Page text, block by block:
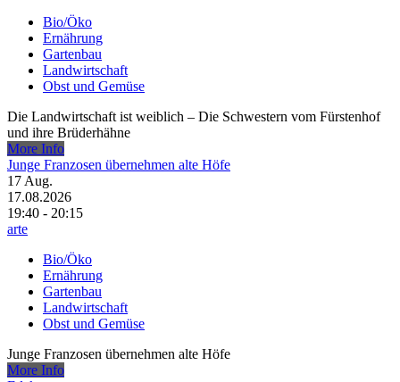
Bio/Öko
Ernährung
Gartenbau
Landwirtschaft
Obst und Gemüse
Die Landwirtschaft ist weiblich – Die Schwestern vom Fürstenhof
und ihre Brüderhähne
More Info
Junge Franzosen übernehmen alte Höfe
17 Aug.
17.08.2026
19:40 - 20:15
arte
Bio/Öko
Ernährung
Gartenbau
Landwirtschaft
Obst und Gemüse
Junge Franzosen übernehmen alte Höfe
More Info